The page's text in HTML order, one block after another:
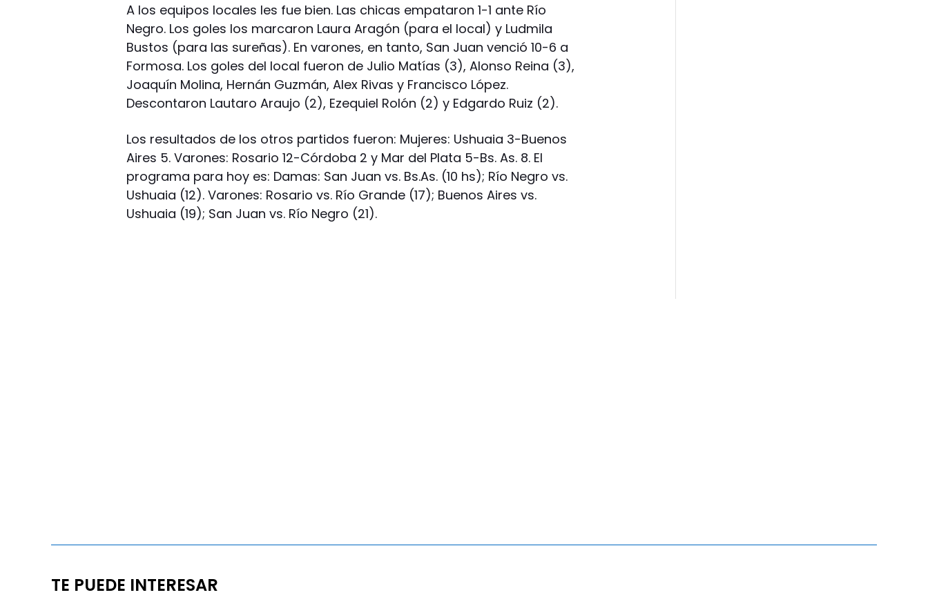
A los equipos locales les fue bien. Las chicas empataron 1-1 ante Río
Negro. Los goles los marcaron Laura Aragón (para el local) y Ludmila
Bustos (para las sureñas). En varones, en tanto, San Juan venció 10-6 a
Formosa. Los goles del local fueron de Julio Matías (3), Alonso Reina (3),
Joaquín Molina, Hernán Guzmán, Alex Rivas y Francisco López.
Descontaron Lautaro Araujo (2), Ezequiel Rolón (2) y Edgardo Ruiz (2).
Los resultados de los otros partidos fueron: Mujeres: Ushuaia 3-Buenos
Aires 5. Varones: Rosario 12-Córdoba 2 y Mar del Plata 5-Bs. As. 8. El
programa para hoy es: Damas: San Juan vs. Bs.As. (10 hs); Río Negro vs.
Ushuaia (12). Varones: Rosario vs. Río Grande (17); Buenos Aires vs.
Ushuaia (19); San Juan vs. Río Negro (21).
TE PUEDE INTERESAR